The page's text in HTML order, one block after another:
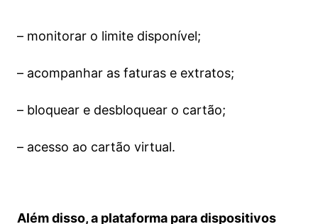
– monitorar o limite disponível;
– acompanhar as faturas e extratos;
– bloquear e desbloquear o cartão;
– acesso ao cartão virtual.
Além disso, a plataforma para dispositivos